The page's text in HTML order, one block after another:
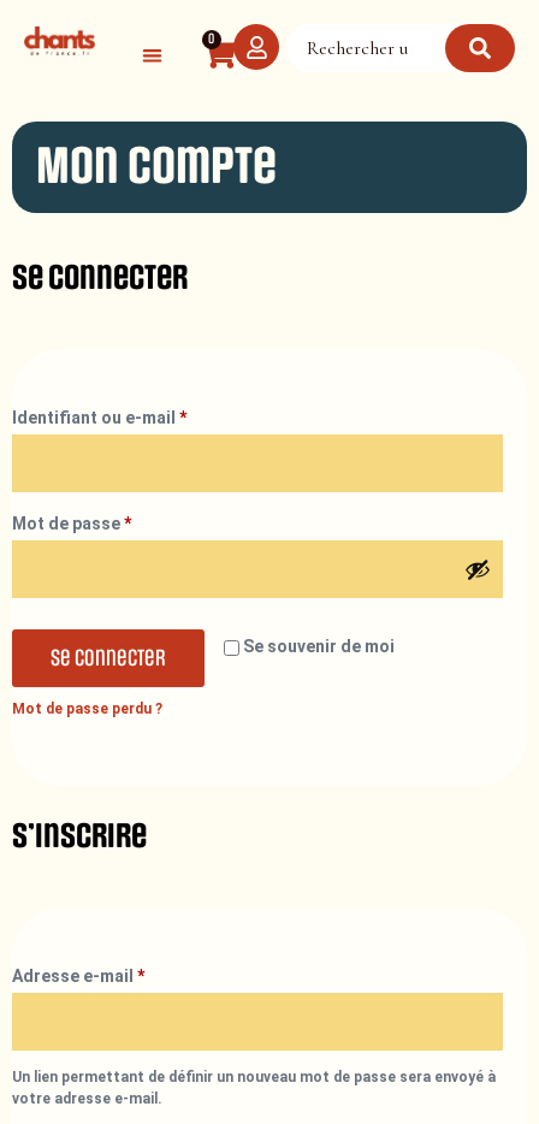
0
Mon compte
Se connecter
Identifiant ou e-mail *
Mot de passe*
Se souvenir de moi
Se connecter
Mot de passe perdu ?
S’inscrire
Adresse e-mail *
Un lien permettant de définir un nouveau mot de passe sera envoyé à
votre adresse e-mail.